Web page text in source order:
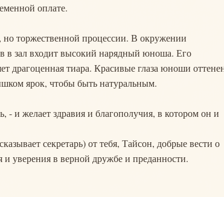
оплате.
но торжественной процессии. В окружении
в зал входит высокий нарядный юноша. Его
драгоценная тиара. Красивые глаза юноши
ярок, чтобы быть натуральным.
и желает здравия и благополучия, в котором он и
секретарь) от тебя, Тайсон, добрые вести о
уверения в верной дружбе и преданности.